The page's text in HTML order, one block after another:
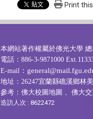
Print
本網站著作權屬於佛光大學
電話：886-3-9871000
E-mail ：
地址：26247宜蘭縣礁溪鄉林
參考： 佛大校圖地圖 、 佛大交
造訪人次 : 8622472